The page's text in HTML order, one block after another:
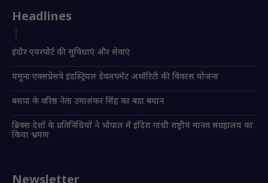
Headlines
इंदौर एयरपोर्ट की सुविधाएं और सेवाएं
यमुना एक्सप्रेसवे इंडस्ट्रियल डेवलपमेंट अथॉरिटी की विकास योजना
बसपा के वरिष्ठ नेता उमाशंकर सिंह का बड़ा बयान
ब्रिक्स देशों के प्रतिनिधियों ने भोपाल में इंदिरा गांधी राष्ट्रीय मानव संग्रहालय का
किया भ्रमण